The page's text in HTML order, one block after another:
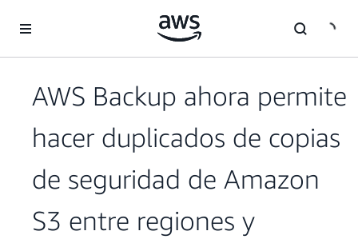
AWS Backup ahora permite
hacer duplicados de copias
de seguridad de Amazon
S3 entre regiones y